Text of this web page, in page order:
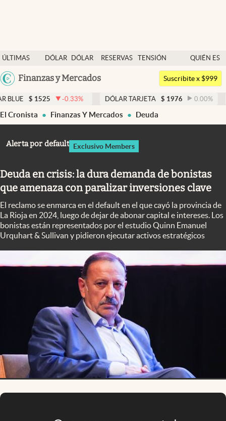
ÚLTIMAS
NOTICIAS
DÓLAR
DÓLAR
RESERVAS
TENSIÓN
GEOPOLÍTICA
QUIÉN ES
QUIÉN
Argentina
Finanzas y Mercados
Dólar
Members
Economía y Política
Finanzas y Mercados
Columnistas
Otras secciones
Apertura
Infotechnology
Clase
Eventos Corporativos
El Cronista Studio
abre en nueva pestaña
Argentina
Suscribite x $999
-0.33% DÓLAR TARJETA $ 1976 0.00% DÓLAR
El Cronista Finanzas Y Mercados Deuda
Alerta por default Exclusivo Members
Deuda en crisis: la dura demanda de bonistas
que amenaza con paralizar inversiones clave
El reclamo se enmarca en el default en el que cayó la provincia de
La Rioja en 2024, luego de dejar de abonar capital e intereses. Los
bonistas están representados por el estudio Quinn Emanuel
Urquhart & Sullivan y pidieron ejecutar activos estratégicos